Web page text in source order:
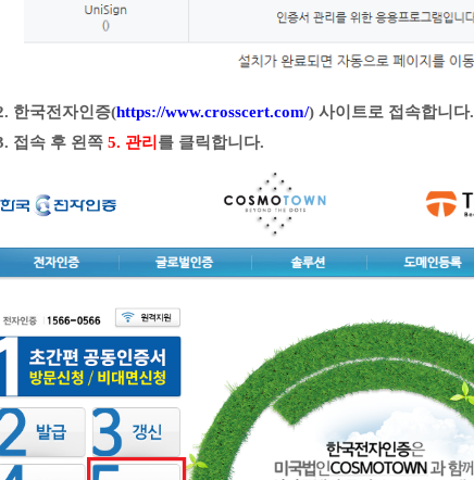
한국전자인증(https://www.crosscert.com/) 사이트로 접속합니다.
접속 후 왼쪽 5. 관리 를 클릭합니다.